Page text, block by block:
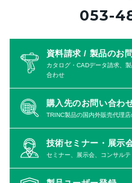
053-
資料請求 / 製品のお
カタログ・CADデータ請求、
合わせ
購入先のお問い合わ
TRINC製品の国内外販売代理店
技術セミナー・展示
セミナー、展示会、コンサル